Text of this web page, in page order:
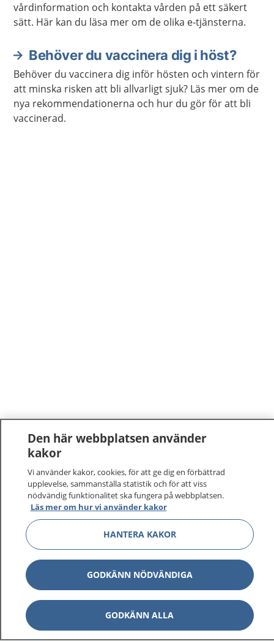
vårdinformation och kontakta vården på ett säkert
sätt. Här kan du läsa mer om de olika e-tjänsterna.
Behöver du vaccinera dig i höst?
Behöver du vaccinera dig inför hösten och vintern för
att minska risken att bli allvarligt sjuk? Läs mer om de
nya rekommendationerna och hur du gör för att bli
vaccinerad.
1177–tryggt om din hälsa och vård
På 1177.se får du råd om hälsa och information om
sjukdomar och vilka mottagningar du kan kontakta.
Logga in för att läsa din journal och göra dina
vårdärenden. Ring telefonnummer 1177 för
sjukvårdsrådgivning dygnet runt.
1177 ger dig råd när du vill må bättre.
Den här webbplatsen använder
kakor
Vi använder kakor, cookies, för att ge dig en förbättrad
upplevelse, sammanställa statistik och för att viss
nödvändig funktionalitet ska fungera på webbplatsen.
Läs mer om hur vi använder kakor
HANTERA KAKOR
GODKÄNN NÖDVÄNDIGA
GODKÄNN ALLA